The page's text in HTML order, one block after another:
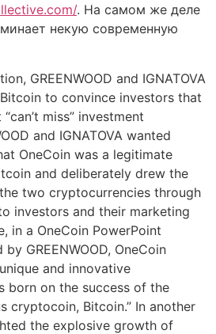
. На самом же деле
некую современную
GREENWOOD and IGNATOVA
to convince investors that
miss” investment
and IGNATOVA wanted
OneCoin was a legitimate
and deliberately drew the
two cryptocurrencies through
investors and their marketing
in a OneCoin PowerPoint
GREENWOOD, OneCoin
and innovative
born on the success of the
cryptocoin, Bitcoin.” In another
the explosive growth of